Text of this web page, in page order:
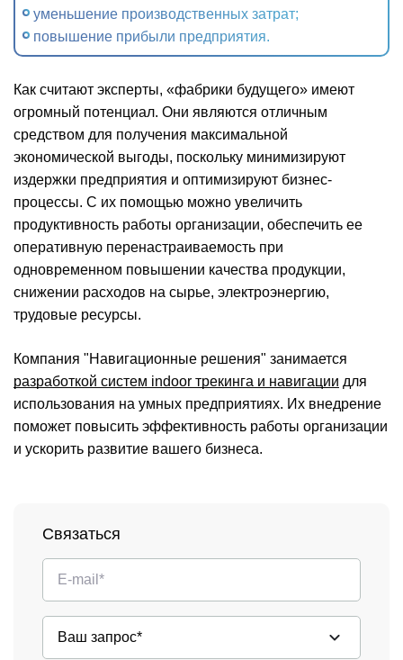
уменьшение производственных затрат;
повышение прибыли предприятия.
Как считают эксперты, «фабрики будущего» имеют
огромный потенциал. Они являются отличным
средством для получения максимальной
экономической выгоды, поскольку минимизируют
издержки предприятия и оптимизируют бизнес-
процессы. С их помощью можно увеличить
продуктивность работы организации, обеспечить ее
оперативную перенастраиваемость при
одновременном повышении качества продукции,
снижении расходов на сырье, электроэнергию,
трудовые ресурсы.
Компания "Навигационные решения" занимается
разработкой систем indoor трекинга и навигации для
использования на умных предприятиях. Их внедрение
поможет повысить эффективность работы организации
и ускорить развитие вашего бизнеса.
Связаться